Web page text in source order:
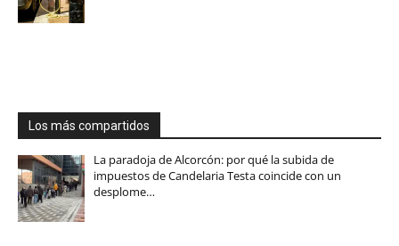
Los más compartidos
La paradoja de Alcorcón: por qué la subida de
impuestos de Candelaria Testa coincide con un
desplome…